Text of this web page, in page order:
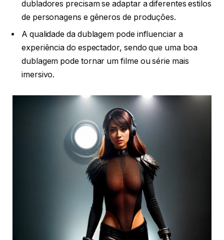
dubladores precisam se adaptar a diferentes estilos
de personagens e gêneros de produções.
A qualidade da dublagem pode influenciar a
experiência do espectador, sendo que uma boa
dublagem pode tornar um filme ou série mais
imersivo.